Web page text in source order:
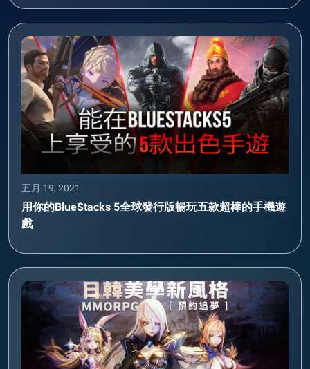
五月 19, 2021
用你的BlueStacks 5全球發行版暢玩五款超棒的手機遊
戲